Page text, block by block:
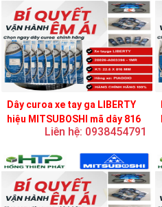
Dây curoa xe tay ga LIBERTY
hiệu MITSUBOSHI mã dây 816
Liên hệ: 0938454791